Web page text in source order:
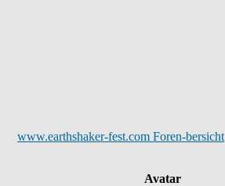
www.earthshaker-fest.com Foren-bersicht
Avatar